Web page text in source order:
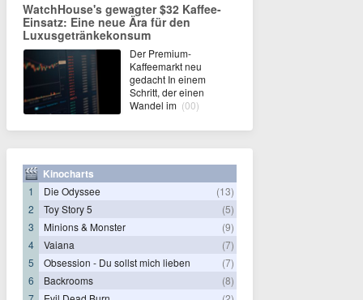
WatchHouse's gewagter $32 Kaffee-
Einsatz: Eine neue Ära für den
Luxusgetränkekonsum
Der Premium-
Kaffeemarkt neu
gedacht In einem
Schritt, der einen
Wandel im (00)
Kinocharts
1 Die Odyssee
(13)
2
Toy Story 5
(5)
3
Minions & Monster
(9)
4
Vaiana
(7)
5
Obsession - Du sollst mich lieben
(7)
6
Backrooms
(8)